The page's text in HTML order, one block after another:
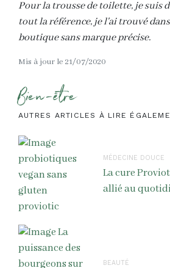
Pour la trousse de toilette, je suis
tout la référence, je l'ai trouvé
boutique sans marque précise.
Mis à jour le 21/07/2020
Bien-être
AUTRES ARTICLES À LIRE
MÉDECINE DOUCE
La cure
allié au
BEAUTÉ